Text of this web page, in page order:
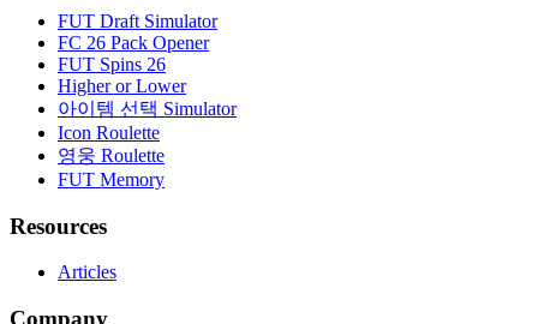
FUT Draft Simulator
FC 26 Pack Opener
FUT Spins 26
Higher or Lower
아이템 선택 Simulator
Icon Roulette
영웅 Roulette
FUT Memory
Resources
Articles
Company